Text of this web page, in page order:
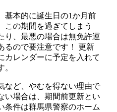
基本的に誕生日の1か月前
この期間を過ぎてしまう
り、最悪の場合は無免許運
るので要注意です！ 更新
カレンダーに予定を入れて
など、やむを得ない理由で
い場合は、期間前更新とい
条件は群馬県警察のホーム